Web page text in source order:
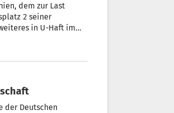
in U-Haft im
der Deutschen